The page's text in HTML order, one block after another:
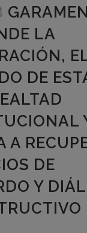
LA
DE
A
DE
Y